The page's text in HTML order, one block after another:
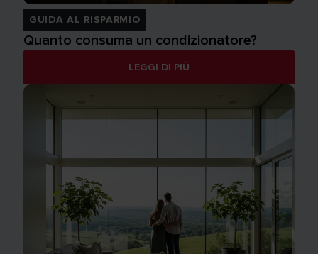
GUIDA AL RISPARMIO
Quanto consuma un condizionatore?
LEGGI DI PIÙ